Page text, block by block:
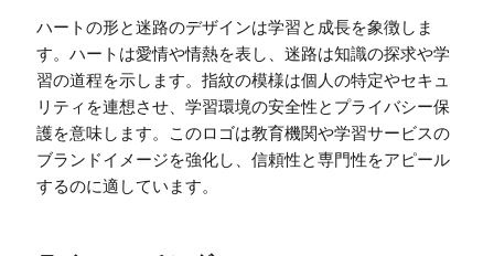
ハートの形と迷路のデザインは学習と成長を象徴しま
す。ハートは愛情や情熱を表し、迷路は知識の探求や学
習の道程を示します。指紋の模様は個人の特定やセキュ
リティを連想させ、学習環境の安全性とプライバシー保
護を意味します。このロゴは教育機関や学習サービスの
ブランドイメージを強化し、信頼性と専門性をアピール
するのに適しています。